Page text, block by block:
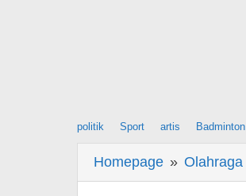
politik Sport artis Badminton
Homepage » Olahraga